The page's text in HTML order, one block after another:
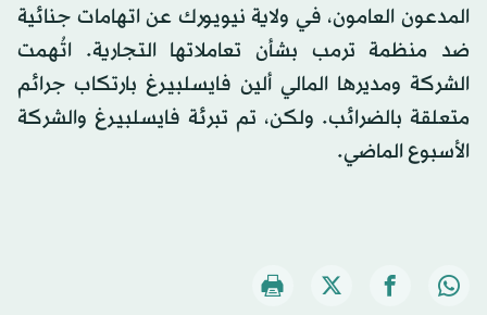
المدعون العامون، في ولاية نيويورك عن اتهامات جنائية
ضد منظمة ترمب بشأن تعاملاتها التجارية. اتُهمت
الشركة ومديرها المالي ألين فايسلبيرغ بارتكاب جرائم
متعلقة بالضرائب. ولكن، تم تبرئة فايسلبيرغ والشركة
الأسبوع الماضي.